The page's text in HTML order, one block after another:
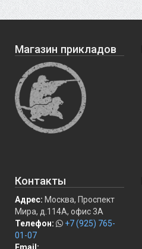
Магазин прикладов
Контакты
Адрес: Москва, Проспект
Мира, д.114А, офис 3А
Телефон:
+7 (925) 765-
01-07